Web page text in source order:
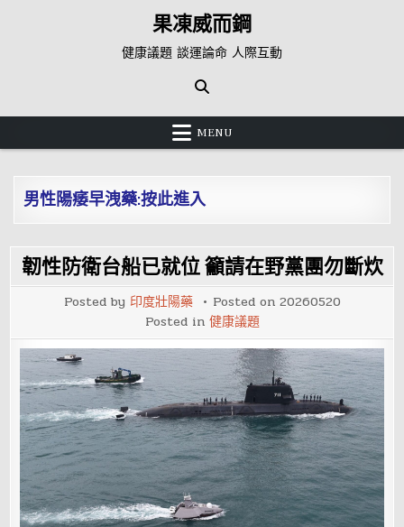
果凍威而鋼
健康議題 談運論命 人際互動
MENU
男性陽痿早洩藥:按此進入
韌性防衛台船已就位 籲請在野黨團勿斷炊
Posted by 印度壯陽藥 Posted on 20260520
Posted in 健康議題